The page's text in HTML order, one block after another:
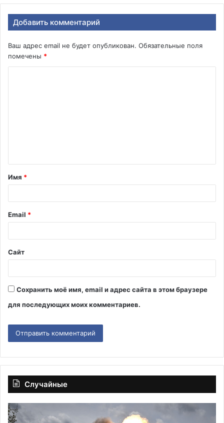
Добавить комментарий
Ваш адрес email не будет опубликован. Обязательные поля
помечены *
т
а
й
*
Имя *
Email *
Сайт
Сохранить моё имя, email и адрес сайта в этом браузере
для последующих моих комментариев.
Случайные
Удары
по